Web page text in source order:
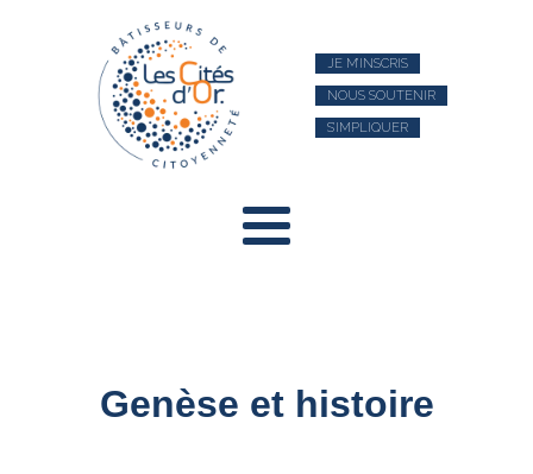
JE M’INSCRIS
NOUS SOUTENIR
S’IMPLIQUER
Genèse et histoire